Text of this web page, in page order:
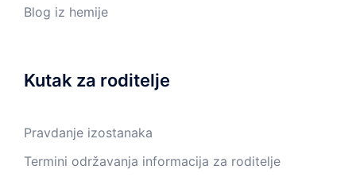
Blog iz hemije
Kutak za roditelje
Pravdanje izostanaka
Termini održavanja informacija za roditelje